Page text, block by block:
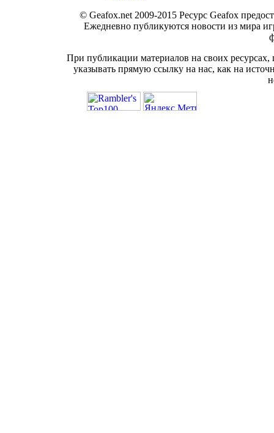
© Geafox.net 2009-2015 Ресурс Geafox
Ежедневно публикуются новости из мира
При публикации материалов на своих
указывать прямую ссылку на нас, как на